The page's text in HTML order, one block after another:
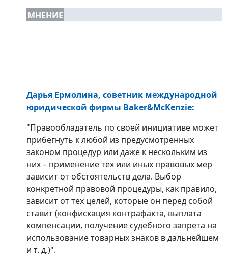
МНЕНИЕ
Дарья Ермолина, советник международной
юридической фирмы Baker&McKenzie:
"Правообладатель по своей инициативе может
прибегнуть к любой из предусмотренных
законом процедур или даже к нескольким из
них – применение тех или иных правовых мер
зависит от обстоятельств дела. Выбор
конкретной правовой процедуры, как правило,
зависит от тех целей, которые он перед собой
ставит (конфискация контрафакта, выплата
компенсации, получение судебного запрета на
использование товарных знаков в дальнейшем
и т. д.)".